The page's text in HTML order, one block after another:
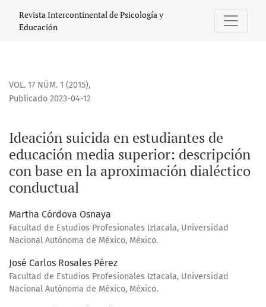
Ideación suicida en estudiantes de educación media
Revista Intercontinental de Psicología y
Educación
VOL. 17 NÚM. 1 (2015),
Ideación suicida en estudiantes de
educación media superior: descripción
con base en la aproximación dialéctico
conductual
Publicado 2023-04-12
Martha Córdova Osnaya
Facultad de Estudios Profesionales Iztacala, Universidad
Nacional Autónoma de México, México.
José Carlos Rosales Pérez
Facultad de Estudios Profesionales Iztacala, Universidad
Nacional Autónoma de México, México.